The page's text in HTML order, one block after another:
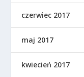
czerwiec 2017
maj 2017
kwiecień 2017